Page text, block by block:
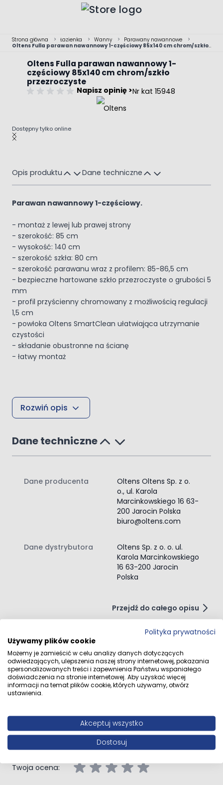
Strona główna > Łazienka > Wanny > Parawany nawannowe
>
Oltens Fulla parawan nawannowy 1-częściowy 85x140 cm chrom/szkło
Oltens Fulla parawan nawannowy 1-
częściowy 85x140 cm chrom/szkło
przezroczyste
Napisz opinię >Nr kat 15948
Dostępny tylko online
Main image
Click to view image in fullscreen
Opis produktu Dane techniczne
Parawan nawannowy 1-częściowy.
- montaż z lewej lub prawej strony
- szerokość: 85 cm
- wysokość: 140 cm
- szerokość szkła: 80 cm
- szerokość parawanu wraz z profilem: 85-86,5 cm
- bezpieczne hartowane szkło przezroczyste o grubości 5
mm
- profil przyścienny chromowany z możliwością regulacji
1,5 cm
- powłoka Oltens SmartClean ułatwiająca utrzymanie
czystości
- składanie obustronne na ścianę
- łatwy montaż
Rozwiń opis
Dane techniczne
Dane producenta
Oltens Oltens Sp. z o.
o., ul. Karola
Marcinkowskiego 16 63-
200 Jarocin Polska
biuro@oltens.com
Dane dystrybutora
Oltens Sp. z o. o. ul.
Karola Marcinkowskiego
16 63-200 Jarocin
Polska
Przejdź do całego opisu
Opinie klientów
Napisz opinię o produkcie:Oltens Fulla parawan nawannowy 1-
częściowy 85x140 cm chrom/szkło przezroczyste
Twoja ocena:
Polityka prywatności
Używamy plików cookie
Możemy je zamieścić w celu analizy danych dotyczących
odwiedzających, ulepszenia naszej strony internetowej, pokazania
spersonalizowanych treści i zapewnienia Państwu wspaniałego
doświadczenia na stronie internetowej. Aby uzyskać więcej
informacji na temat plików cookie, których używamy, otwórz
ustawienia.
Akceptuj wszystko
Dostosuj